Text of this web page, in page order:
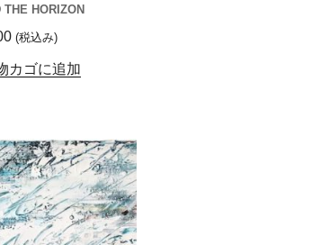
THE HORIZON
(税込み)
カゴに追加